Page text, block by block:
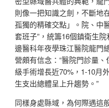
則像一把知識之劍，不斷地
孤獨的精確交點」。院、中
套班子”，統籌16個鎮衛生
邊醫科年夜學珠江醫院龍門
營頗有信念：“醫院門診量
級手術增長近70%，1-10月
生支出總體呈上升趨勢。”
同樣身處縣域，為何際遇這